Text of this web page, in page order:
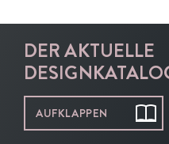
DER AKTUELLE
AUFKLAPPEN